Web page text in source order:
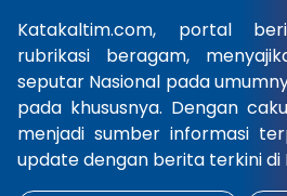
×
Katakaltim.com, portal
rubrikasi beragam,
seputar Nasional pada
pada khususnya. Dengan
menjadi sumber informasi
update dengan berita terkini di